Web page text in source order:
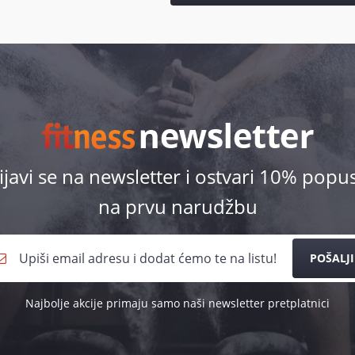
se na newsletter i ostvari 10%
na prvu narudžbu
POŠALJI
Najbolje akcije primaju samo naši newsletter pretplatnici